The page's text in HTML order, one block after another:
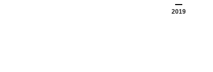
2019